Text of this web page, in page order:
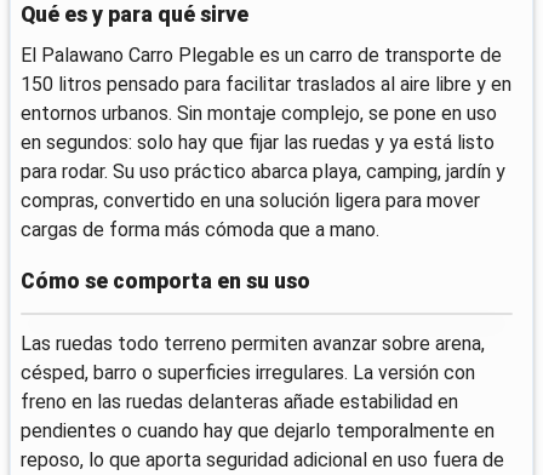
Qué es y para qué sirve
El Palawano Carro Plegable es un carro de transporte de
150 litros pensado para facilitar traslados al aire libre y en
entornos urbanos. Sin montaje complejo, se pone en uso
en segundos: solo hay que fijar las ruedas y ya está listo
para rodar. Su uso práctico abarca playa, camping, jardín y
compras, convertido en una solución ligera para mover
cargas de forma más cómoda que a mano.
Cómo se comporta en su uso
Las ruedas todo terreno permiten avanzar sobre arena,
césped, barro o superficies irregulares. La versión con
freno en las ruedas delanteras añade estabilidad en
pendientes o cuando hay que dejarlo temporalmente en
reposo, lo que aporta seguridad adicional en uso fuera de